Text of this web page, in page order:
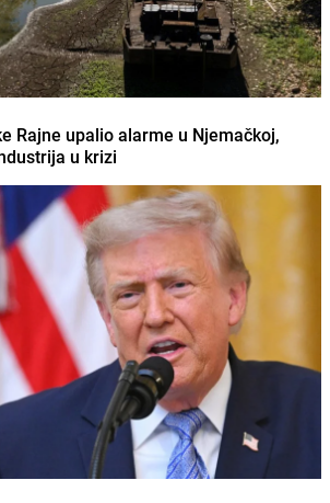
Rajne upalio alarme u Njemačkoj,
u krizi